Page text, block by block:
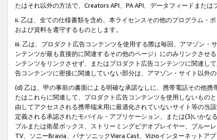
たはそれ以外の方法で、Creators API、PA API、データフィードまた
ii. 乙は、全ての仕様書類を含め、本ライセンスその他のプログラム・
および資料を遵守するものとします。
iii. 乙は、プロダクト広告コンテンツを使用する際は毎回、アマゾン
ンテンツが最も直接的に関連するその他のページ）にのみリンクさせ
ンテンツをリンクさせず、またはプロダクト広告コンテンツに関連し
告コンテンツに密接に関連していない部分は、アマゾン・サイト以外
(d) 乙は、甲の事前の書面による明確な承諾なしに、携帯電話その他
たはこれらに関連して、プロダクト広告コンテンツを使用しないもの
由してアクセスされる携帯端末用に最適化されていないサイト等の当
定義される承認されたモバイル・アプリケーション、または(3)いか
ブルまたは衛星ボックス、ストリーミングビデオプレイヤー、ブルー
TV、ソニーBravia、パナソニックViera Cast、Vizioインターネットア